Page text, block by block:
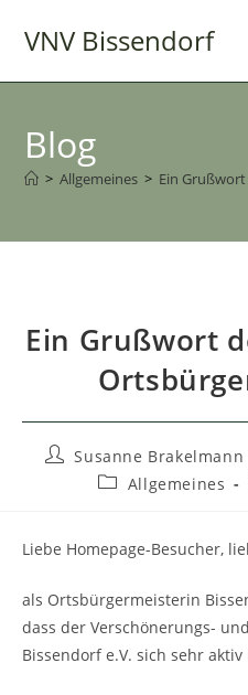
InhaltVNV Bissendorf
Blog
> Allgemeines > Ein
Ein Grußwort
Beitrags-
Susanne Brakelmann
Beitrags-
Allgemeines
Liebe Homepage-Besucher,
als Ortsbürgermeisterin
dass der Verschönerungs-
Bissendorf e.V. sich sehr